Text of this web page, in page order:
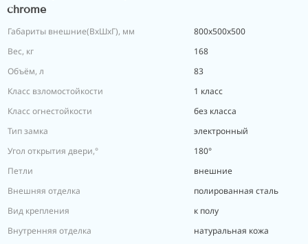
chrome
Габариты внешние(ВхШхГ), мм
800х500х500
Вес, кг
168
Объём, л
83
Класс взломостойкости
1 класс
Класс огнестойкости
без класса
Тип замка
электронный
Угол открытия двери,°
180°
Петли
внешние
Внешняя отделка
полированная сталь
Вид крепления
к полу
Внутренняя отделка
натуральная кожа